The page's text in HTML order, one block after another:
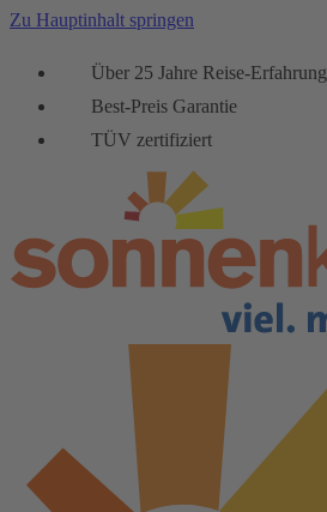
Zu Hauptinhalt springen
Über 25 Jahre Reise-Erfahrung
Best-Preis Garantie
TÜV zertifiziert